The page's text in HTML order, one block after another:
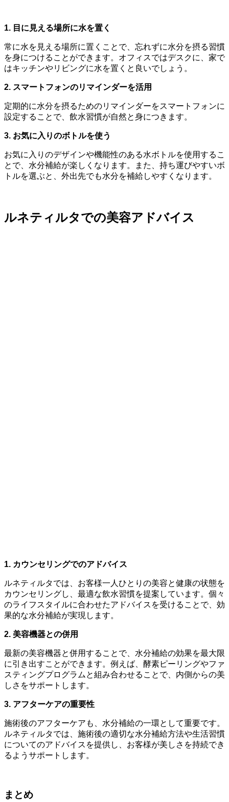
1. 目に見える場所に水を置く
常に水を見える場所に置くことで、忘れずに水分を摂る習慣
を身につけることができます。オフィスではデスクに、家で
はキッチンやリビングに水を置くと良いでしょう。
2. スマートフォンのリマインダーを活用
定期的に水分を摂るためのリマインダーをスマートフォンに
設定することで、飲水習慣が自然と身につきます。
3. お気に入りのボトルを使う
お気に入りのデザインや機能性のある水ボトルを使用するこ
とで、水分補給が楽しくなります。また、持ち運びやすいボ
トルを選ぶと、外出先でも水分を補給しやすくなります。
ルネティルタでの美容アドバイス
1. カウンセリングでのアドバイス
ルネティルタでは、お客様一人ひとりの美容と健康の状態を
カウンセリングし、最適な飲水習慣を提案しています。個々
のライフスタイルに合わせたアドバイスを受けることで、効
果的な水分補給が実現します。
2. 美容機器との併用
最新の美容機器と併用することで、水分補給の効果を最大限
に引き出すことができます。例えば、酵素ピーリングやファ
スティングプログラムと組み合わせることで、内側からの美
しさをサポートします。
3. アフターケアの重要性
施術後のアフターケアも、水分補給の一環として重要です。
ルネティルタでは、施術後の適切な水分補給方法や生活習慣
についてのアドバイスを提供し、お客様が美しさを持続でき
るようサポートします。
まとめ